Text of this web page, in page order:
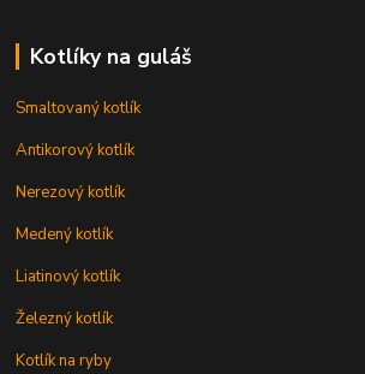
Kotlíky na guláš
Smaltovaný kotlík
Antikorový kotlík
Nerezový kotlík
Medený kotlík
Liatinový kotlík
Železný kotlík
Kotlík na ryby